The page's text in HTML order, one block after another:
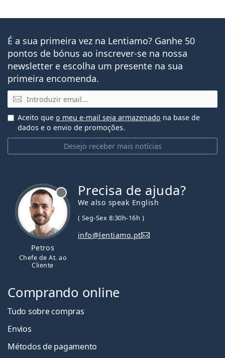
É a sua primeira vez na Lentiamo? Ganhe 50
pontos de bónus ao inscrever-se na nossa
newsletter e escolha um presente na sua
primeira encomenda.
Email
Desejo receber mais notícias
Aceito que o meu e-mail seja armazenado na base de
dados e o envio de promoções.
Petros
Chefe de At. ao
Cliente
Precisa de ajuda?
We also speak English
( Seg-Sex 8:30h-16h )
info@lentiamo.pt
Comprando online
Tudo sobre compras
Envios
Métodos de pagamento